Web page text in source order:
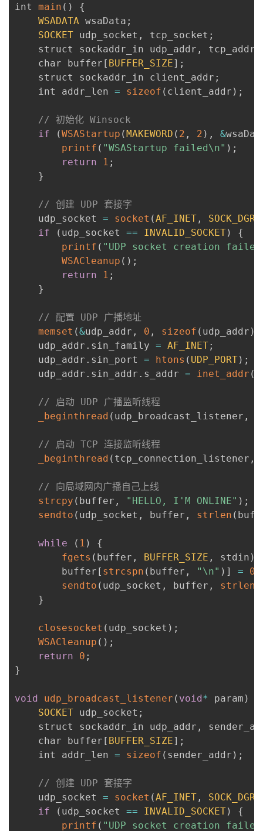
int main ( )
{
WSADATA wsaData ;
SOCKET udp_socket , tcp_socket ;
    struct sockaddr_in udp_addr
, tcp_addr
    char buffer
[ BUFFER_SIZE] ;
    struct sockaddr_in client_addr
;
    int addr_len
= sizeof ( client_addr ) ;
// 初始化 Winsock
if
(WSAStartup ( MAKEWORD ( 2 , 2 ) , &
printf ( "WSAStartup failed\n" ) ;
return
1 ;
}
// 创建 UDP 套接字
    udp_socket
= socket (AF_INET ,
if
( udp_socket == INVALID_SOCKET)
{
printf ( "UDP socket creation
WSACleanup ( ) ;
return
1 ;
}
// 配置 UDP 广播地址
memset (&udp_addr , 0 , sizeof ( udp_addr )
    udp_addr
. sin_family = AF_INET;
    udp_addr
. sin_port = htons ( UDP_PORT) ;
    udp_addr
. sin_addr . s_addr = inet_addr (
// 启动 UDP 广播监听线程
_beginthread ( udp_broadcast_listener ,
// 启动 TCP 连接监听线程
_beginthread ( tcp_connection_listener ,
// 向局域网内广播自己上线
strcpy ( buffer , "HELLO, I'M ONLINE" ) ;
sendto ( udp_socket , buffer , strlen (
while
( 1 )
{
fgets ( buffer , BUFFER_SIZE , stdin )
        buffer
[ strcspn ( buffer , "\n" ) ] = 0
sendto ( udp_socket , buffer , strlen
}
closesocket ( udp_socket ) ;
WSACleanup ( ) ;
return
0 ;
}
void
udp_broadcast_listener ( void * param )
SOCKET udp_socket ;
    struct sockaddr_in udp_addr
,
    char buffer
[ BUFFER_SIZE] ;
    int addr_len
= sizeof ( sender_addr ) ;
// 创建 UDP 套接字
    udp_socket
= socket (AF_INET ,
if
( udp_socket == INVALID_SOCKET)
{
printf ( "UDP socket creation